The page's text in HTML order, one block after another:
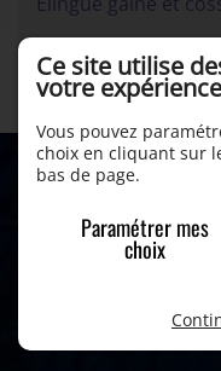
CMU: 1000Kg
4.00m
Ce site utilise
votre
Vous pouvez
choix en cliquant sur
bas de page.
Paramétrer mes
choix